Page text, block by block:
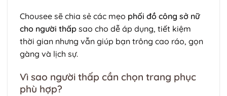
Chousee sẽ chia sẻ các mẹo phối đồ công sở nữ
cho người thấp sao cho dễ áp dụng, tiết kiệm
thời gian nhưng vẫn giúp bạn trông cao ráo, gọn
gàng và lịch sự.
Vì sao người thấp cần chọn trang phục
phù hợp?